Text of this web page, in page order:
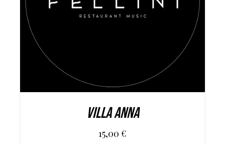
AGGIUNGI AL CARRELLO DETAILS
VILLA ANNA
15,00 €